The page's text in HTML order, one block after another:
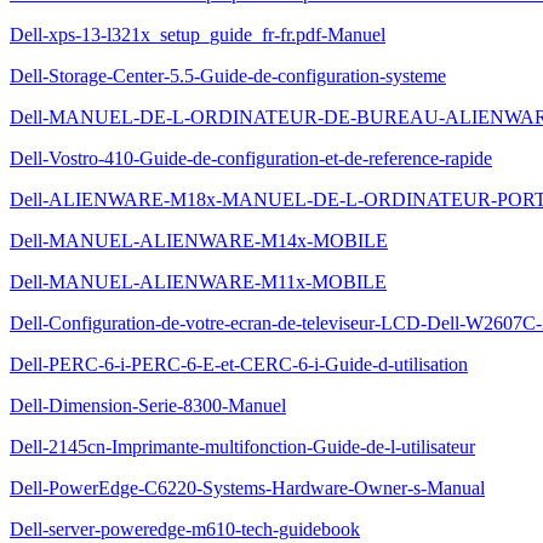
Dell-xps-13-l321x_setup_guide_fr-fr.pdf-Manuel
Dell-Storage-Center-5.5-Guide-de-configuration-systeme
Dell-MANUEL-DE-L-ORDINATEUR-DE-BUREAU-
Dell-Vostro-410-Guide-de-configuration-et-de-reference-rapide
Dell-ALIENWARE-M18x-MANUEL-DE-L-ORDINATEUR-
Dell-MANUEL-ALIENWARE-M14x-MOBILE
Dell-MANUEL-ALIENWARE-M11x-MOBILE
Dell-Configuration-de-votre-ecran-de-televiseur-LCD-Dell-W2607C-
Dell-PERC-6-i-PERC-6-E-et-CERC-6-i-Guide-d-utilisation
Dell-Dimension-Serie-8300-Manuel
Dell-2145cn-Imprimante-multifonction-Guide-de-l-utilisateur
Dell-PowerEdge-C6220-Systems-Hardware-Owner-s-Manual
Dell-server-poweredge-m610-tech-guidebook